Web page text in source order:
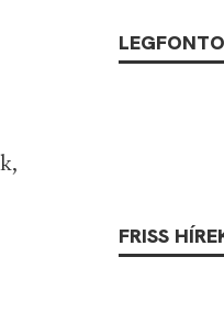
FRISS